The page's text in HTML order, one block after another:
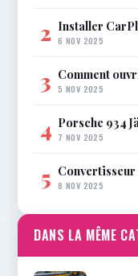
2 Installer
6 NOV 2025
3 Comment
5 NOV 2025
4 Porsche 934
7 NOV 2025
5 Convertisseur
8 NOV 2025
DANS LA MÊME